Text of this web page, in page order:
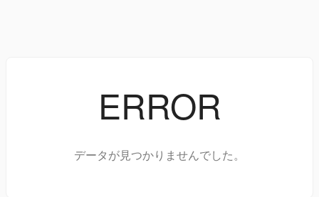
ERROR
データが見つかりませんでした。